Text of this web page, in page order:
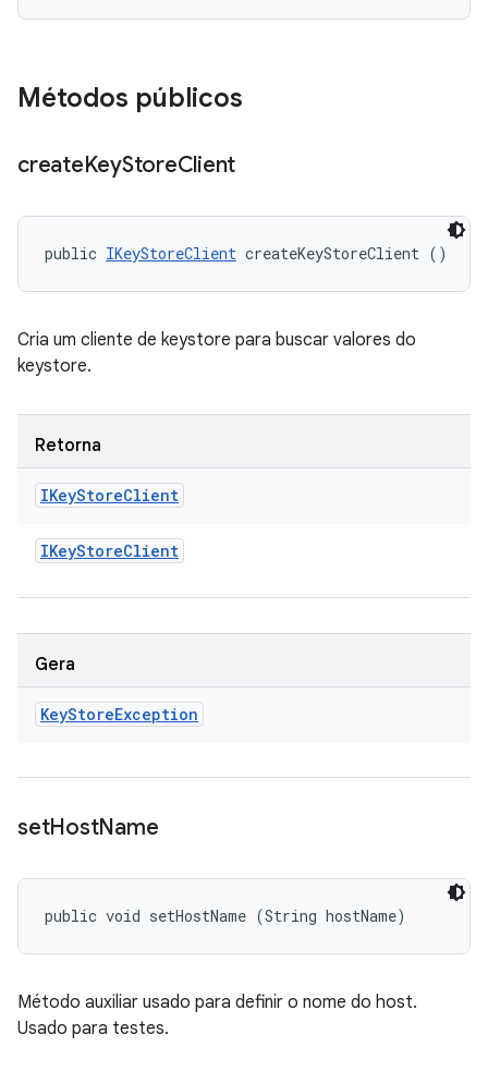
Métodos públicos
createKeyStoreClient
public IKeyStoreClient createKeyStoreClient ()
Cria um cliente de keystore para buscar valores do
keystore.
Retorna
IKeyStoreClient
IKeyStoreClient
Gera
KeyStoreException
setHostName
public void setHostName (String hostName)
Método auxiliar usado para definir o nome do host.
Usado para testes.